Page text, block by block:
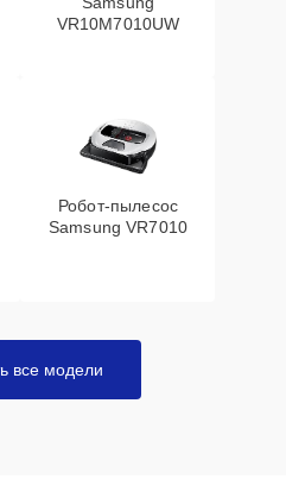
VR10M7010UW
Робот-пылесос
Samsung VR7010
все модели